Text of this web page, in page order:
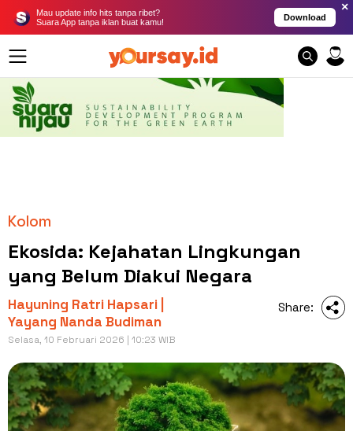
Mau update info hits tanpa ribet?
Suara App tanpa iklan buat kamu!
Download
×
Kolom
Ekosida: Kejahatan Lingkungan
yang Belum Diakui Negara
Hayuning Ratri Hapsari |
Yayang Nanda Budiman
Selasa, 10 Februari 2026 | 10:23 WIB
Share: